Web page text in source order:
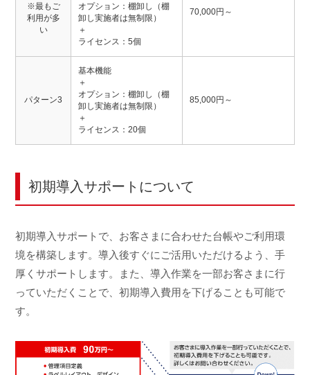
※最もご
利用が多
い
オプション：棚卸し（棚
卸し実施者は無制限）
＋
ライセンス：5個
70,000円～
パターン3
基本機能
＋
オプション：棚卸し（棚
卸し実施者は無制限）
＋
ライセンス：20個
85,000円～
初期導入サポートについて
初期導入サポートで、お客さまに合わせた台帳やご利用環
境を構築します。導入後すぐにご活用いただけるよう、手
厚くサポートします。また、導入作業を一部お客さまに行
っていただくことで、初期導入費用を下げることも可能で
す。